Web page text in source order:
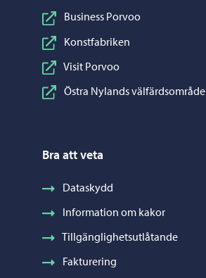
Business Porvoo
Konstfabriken
Visit Porvoo
Östra Nylands välfärdsområde
Bra att veta
Dataskydd
Information om kakor
Tillgänglighetsutlåtande
Fakturering